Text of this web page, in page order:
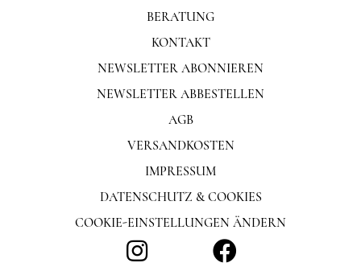
BERATUNG
KONTAKT
NEWSLETTER ABONNIEREN
NEWSLETTER ABBESTELLEN
AGB
VERSANDKOSTEN
IMPRESSUM
DATENSCHUTZ & COOKIES
COOKIE-EINSTELLUNGEN ÄNDERN